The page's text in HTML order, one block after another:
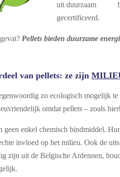
uit duurzaam
gecertificeerd.
Pellets bieden duurzame
van pellets: ze zijn
zo ecologisch mogelijk
omdat pellets – zoals
geen enkel chemisch bindmiddel.
invloed op het milieu. Ook de
zijn uit de Belgische Ardennen,